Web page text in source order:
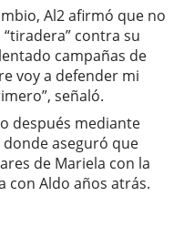
Al2 afirmó que no
contra su
campañas de
voy a defender mi
señaló.
después mediante
aseguró que
de Mariela con la
con Aldo años atrás.